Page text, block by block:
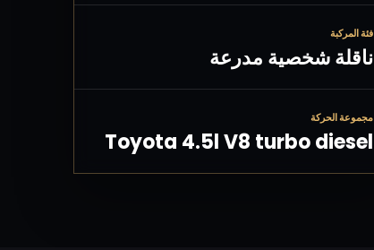
فئة المركبة
ناقلة شخصية مدرعة
مجموعة الحركة
Toyota 4.5l V8 turbo diesel